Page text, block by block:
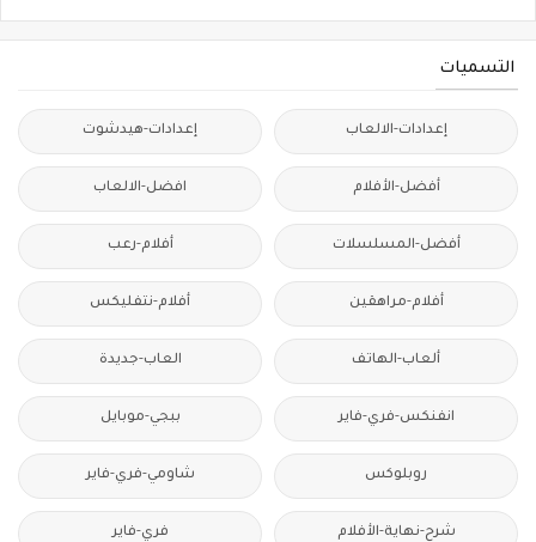
التسميات
إعدادات-الالعاب إعدادات-هيدشوت
أفضل-الأفلام افضل-الالعاب
أفضل-المسلسلات أفلام-رعب
أفلام-مراهقين أفلام-نتفليكس
ألعاب-الهاتف العاب-جديدة
انفنكس-فري-فاير ببجي-موبايل
روبلوكس شاومي-فري-فاير
شرح-نهاية-الأفلام فري-فاير